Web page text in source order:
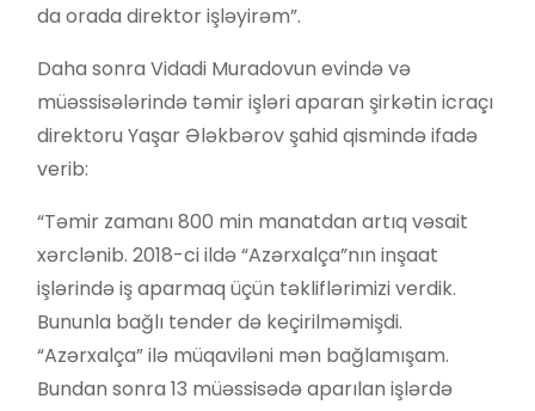
da orada direktor işləyirəm”.
Daha sonra Vidadi Muradovun evində və
müəssisələrində təmir işləri aparan şirkətin icraçı
direktoru Yaşar Ələkbərov şahid qismində ifadə
verib:
“Təmir zamanı 800 min manatdan artıq vəsait
xərclənib. 2018-ci ildə “Azərxalça”nın inşaat
işlərində iş aparmaq üçün təkliflərimizi verdik.
Bununla bağlı tender də keçirilməmişdi.
“Azərxalça” ilə müqaviləni mən bağlamışam.
Bundan sonra 13 müəssisədə aparılan işlərdə